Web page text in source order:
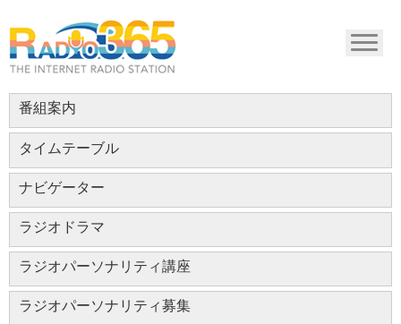
番組案内
タイムテーブル
ナビゲーター
ラジオドラマ
ラジオパーソナリティ講座
ラジオパーソナリティ募集